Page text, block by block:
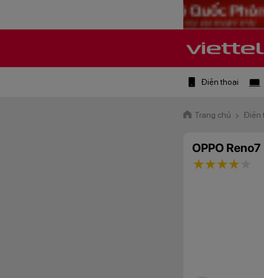
Điện thoại
Trang chủ Điện
OPPO Reno7
3 stars
2 stars
1 star